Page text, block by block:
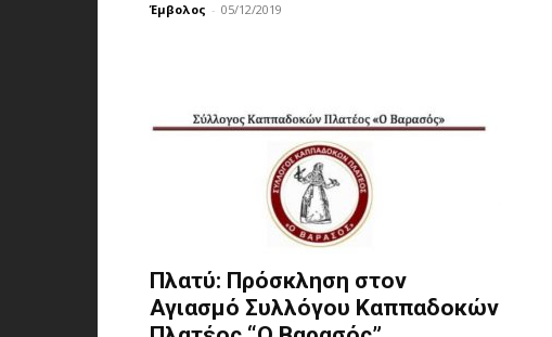
Έμβολος - 05/12/2019
Πλατύ: Πρόσκληση στον
Αγιασμό Συλλόγου Καππαδοκών